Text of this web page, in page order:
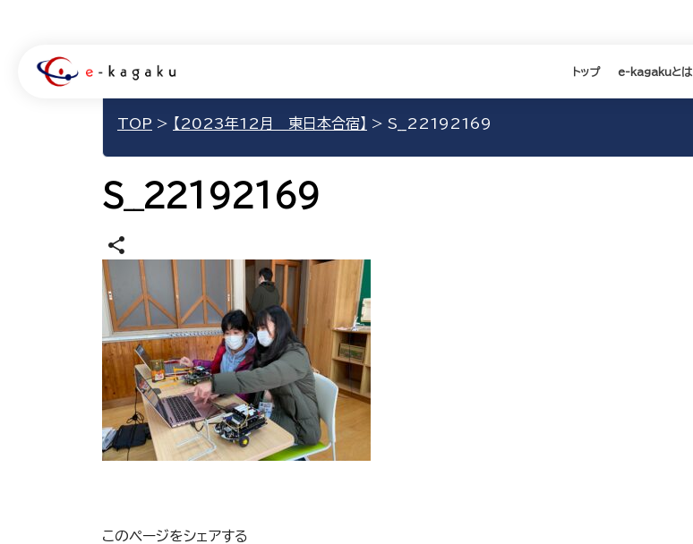
トップ e-kagakuとは
TOP > 【2023年12月 東日本合宿】 > S__22192169
S__22192169
share
このページをシェアする